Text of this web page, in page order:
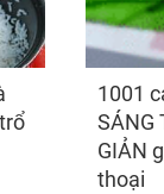
1001
SÁNG
GIẢN
thoại